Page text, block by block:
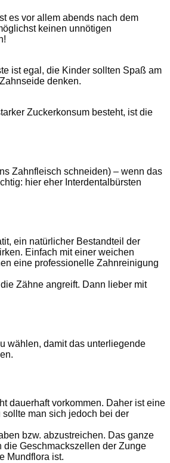
es vor allem abends nach dem
keinen unnötigen
ist egal, die Kinder sollten Spaß am
denken.
Zuckerkonsum besteht, ist die
Zahnfleisch schneiden) – wenn das
hier eher Interdentalbürsten
ein natürlicher Bestandteil der
Einfach mit einer weichen
eine professionelle Zahnreinigung
Zähne angreift. Dann lieber mit
wählen, damit das unterliegende
dauerhaft vorkommen. Daher ist eine
man sich jedoch bei der
bzw. abzustreichen. Das ganze
die Geschmackszellen der Zunge
Mundflora ist.